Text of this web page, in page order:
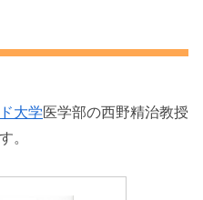
大学医学部の西野精治教授
。